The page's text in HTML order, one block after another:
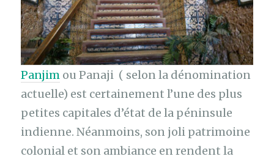
Panjim ou Panaji ( selon la dénomination
actuelle) est certainement l’une des plus
petites capitales d’état de la péninsule
indienne. Néanmoins, son joli patrimoine
colonial et son ambiance en rendent la